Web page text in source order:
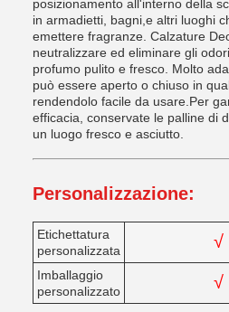
posizionamento all'interno della
in armadietti, bagni,e altri luoghi
emettere fragranze. Calzature
neutralizzare ed eliminare gli
profumo pulito e fresco. Molto
può essere aperto o chiuso in
rendendolo facile da usare.Per
efficacia, conservate le palline di
un luogo fresco e asciutto.
Personalizzazione:
Etichettatura
personalizzata
√
Imballaggio
personalizzato
√